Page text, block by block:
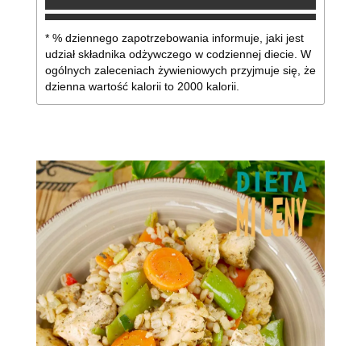
* % dziennego zapotrzebowania informuje, jaki jest
udział składnika odżywczego w codziennej diecie. W
ogólnych zaleceniach żywieniowych przyjmuje się, że
dzienna wartość kalorii to 2000 kalorii.